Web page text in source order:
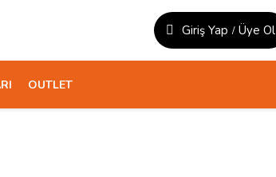
Giriş Yap / Üye Ol
OUTLET